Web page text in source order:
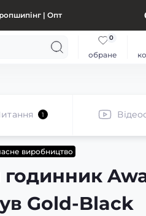
| Опт
обране
0
1
виробництво
годинник
Gold-Black